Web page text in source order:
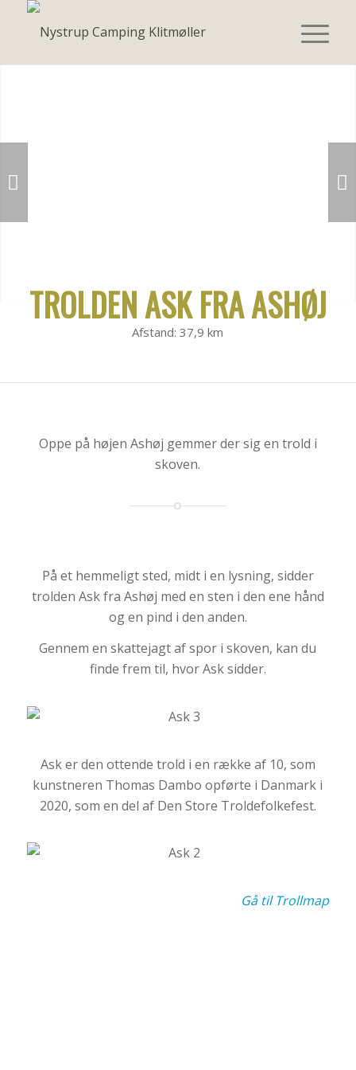
2 3
TROLDEN ASK FRA ASHØJ
Afstand: 37,9 km
Oppe på højen Ashøj gemmer der sig en trold i
skoven.
På et hemmeligt sted, midt i en lysning, sidder
trolden Ask fra Ashøj med en sten i den ene hånd
og en pind i den anden.
Gennem en skattejagt af spor i skoven, kan du
finde frem til, hvor Ask sidder.
Ask er den ottende trold i en række af 10, som
kunstneren Thomas Dambo opførte i Danmark i
2020, som en del af Den Store Troldefolkefest.
Gå til Trollmap